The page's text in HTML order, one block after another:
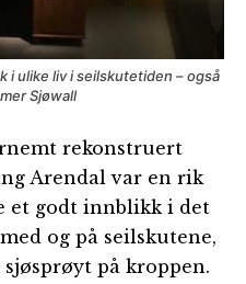
i ulike liv i seilskutetiden – også
Sjøwall
rekonstruert
Arendal var en rik
et godt innblikk i det
og på seilskutene,
på kroppen.